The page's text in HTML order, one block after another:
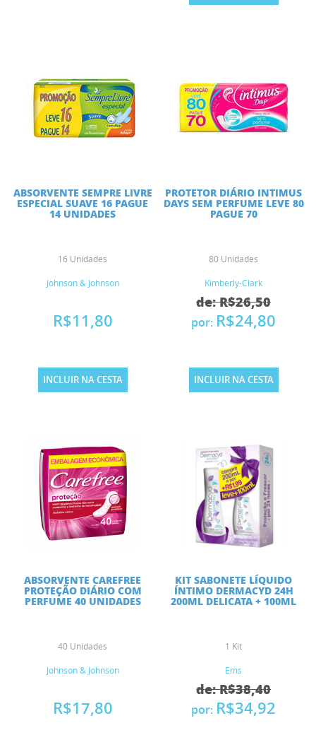
ABSORVENTE SEMPRE LIVRE
ESPECIAL SUAVE 16 PAGUE
14 UNIDADES
16 Unidades
Johnson & Johnson
R$11,80
INCLUIR NA CESTA
PROTETOR DIÁRIO INTIMUS
DAYS SEM PERFUME LEVE 80
PAGUE 70
80 Unidades
Kimberly-Clark
de: R$26,50
por: R$24,80
INCLUIR NA CESTA
ABSORVENTE CAREFREE
PROTEÇÃO DIÁRIO COM
PERFUME 40 UNIDADES
40 Unidades
Johnson & Johnson
R$17,80
KIT SABONETE LÍQUIDO
ÍNTIMO DERMACYD 24H
200ML DELICATA + 100ML
1 Kit
Ems
de: R$38,40
por: R$34,92